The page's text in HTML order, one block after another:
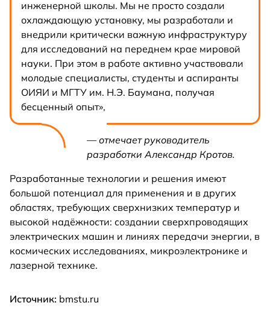
инженерной школы. Мы не просто создали
охлаждающую установку, мы разработали и
внедрили критически важную инфраструктуру
для исследований на переднем крае мировой
науки. При этом в работе активно участвовали
молодые специалисты, студенты и аспиранты
ОИЯИ и МГТУ им. Н.Э. Баумана, получая
бесценный опыт»,
— отмечает руководитель
разработки Александр Кротов.
Разработанные технологии и решения имеют
большой потенциал для применения и в других
областях, требующих сверхнизких температур и
высокой надёжности: создании сверхпроводящих
электрических машин и линиях передачи энергии, в
космических исследованиях, микроэлектронике и
лазерной технике.
Источник: bmstu.ru